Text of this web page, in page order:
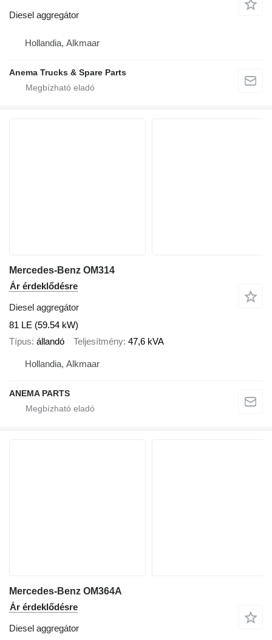
Diesel aggregátor
Hollandia, Alkmaar
Anema Trucks & Spare Parts
Mercedes-Benz OM314
Ár érdeklődésre
Diesel aggregátor
81 LE (59.54 kW)
Típus állandó Teljesítmény 47,6 kVA
Hollandia, Alkmaar
ANEMA PARTS
Mercedes-Benz OM364A
Ár érdeklődésre
Diesel aggregátor